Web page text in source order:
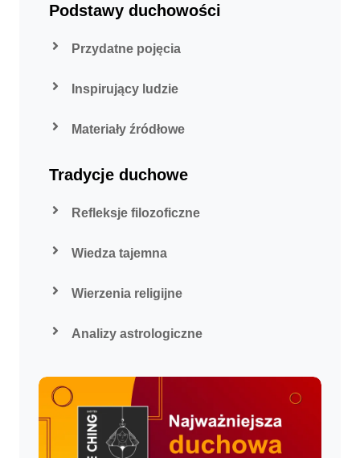
Podstawy duchowości
Przydatne pojęcia
Inspirujący ludzie
Materiały źródłowe
Tradycje duchowe
Refleksje filozoficzne
Wiedza tajemna
Wierzenia religijne
Analizy astrologiczne